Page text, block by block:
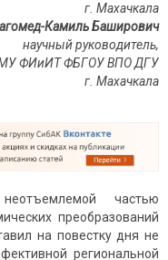
г. Махачкала
Камиль Баширович
научный руководитель,
ФИиИТ ФБГОУ ВПО ДГУ
г. Махачкала
частью
преобразований
на повестку дня не
региональной